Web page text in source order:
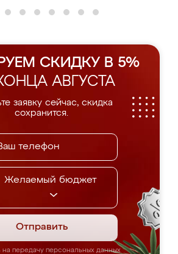
СКИДКУ В 5%
АВГУСТА
заявку сейчас, скидка
сохранится.
Желаемый бюджет
Отправить
передачу персональных данных